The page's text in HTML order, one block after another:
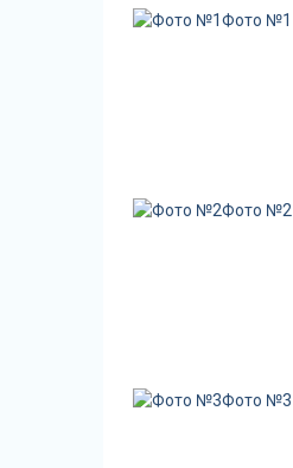
Фото №1
Фото №2
Фото №3